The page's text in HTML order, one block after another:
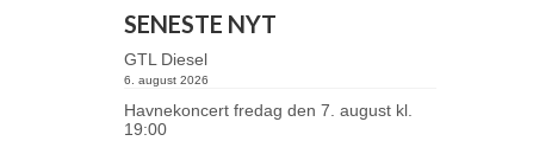
SENESTE NYT
GTL Diesel
6. august 2026
Havnekoncert fredag den 7. august kl.
19:00